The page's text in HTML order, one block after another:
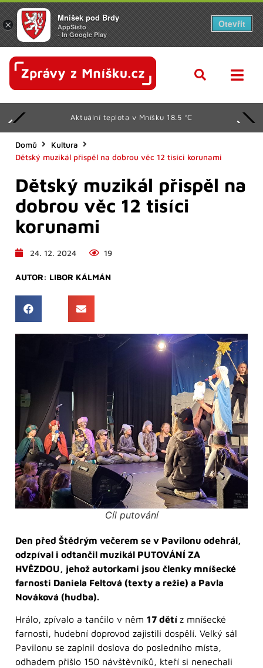
Aktuální teplota v Mníšku 18.5 °C
Domů
Kultura
Dětský muzikál přispěl na dobrou věc 12 tisíci korunami
Dětský muzikál přispěl na
dobrou věc 12 tisíci
korunami
24. 12. 2024 19
AUTOR: LIBOR KÁLMÁN
Cíl putování
Den před Štědrým večerem se v Pavilonu odehrál,
odzpíval i odtančil muzikál PUTOVÁNÍ ZA
HVĚZDOU, jehož autorkami jsou členky mníšecké
farnosti Daniela Feltová (texty a režie) a Pavla
Nováková (hudba).
Hrálo, zpívalo a tančilo v něm 17 dětí z mníšecké
farnosti, hudební doprovod zajistili dospělí. Velký sál
Pavilonu se zaplnil doslova do posledního místa,
odhadem přišlo 150 návštěvníků, kteří si nenechali
×
Mníšek pod Brdy
AppSisto
- In Google Play
Otevřít